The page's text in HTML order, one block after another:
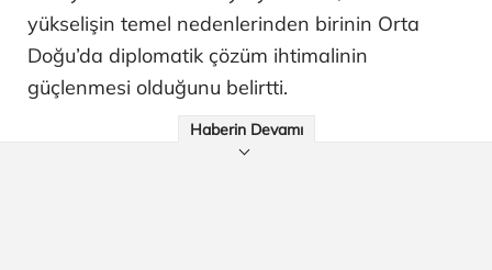
yükselişin temel nedenlerinden birinin Orta
Doğu’da diplomatik çözüm ihtimalinin
güçlenmesi olduğunu belirtti.
Haberin Devamı